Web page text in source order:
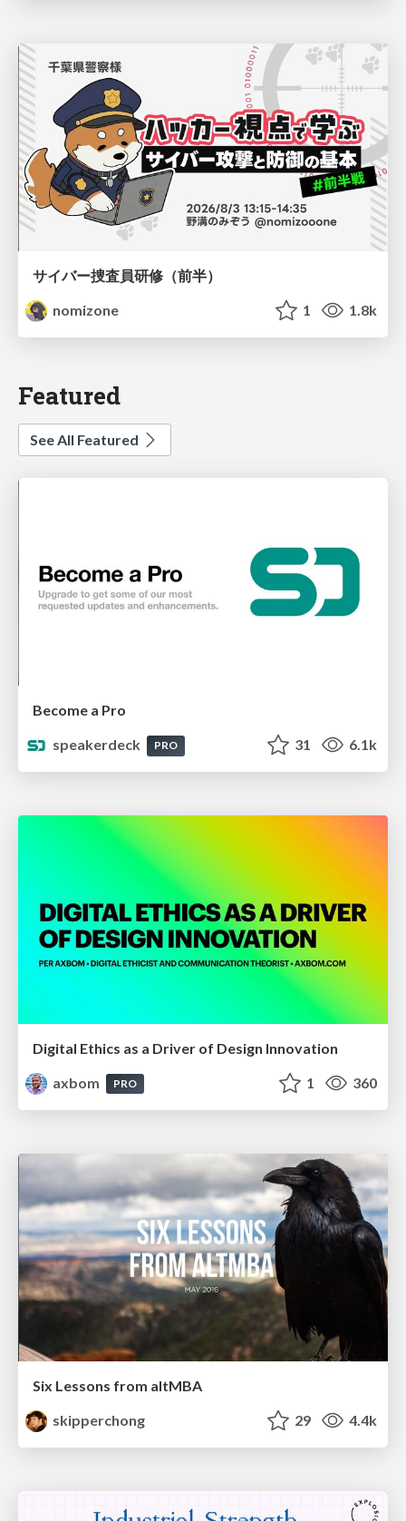
サイバー捜査員研修（前半）
nomizone
1 1.8k
Featured
See All Featured
Become a Pro
speakerdeck
PRO 31 6.1k
Digital Ethics as a Driver of Design Innovation
axbom
PRO 1 360
Six Lessons from altMBA
skipperchong
29 4.4k